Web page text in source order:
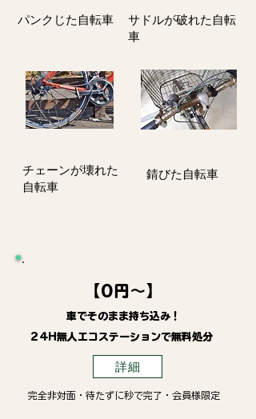
パンクじた自転車
​チェーンが壊れた
自転車
サドルが破れた自転
車
錆びた自転車
【0円～】
車でそのまま持ち込み！
24H無人エコステーションで無料処分
詳細
完全非対面・待たずに秒で完了・会員様限定